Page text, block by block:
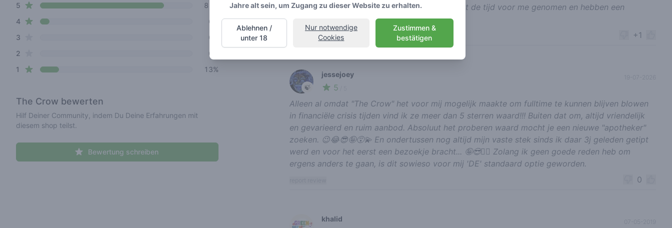
Review data
5 star reviews
81%
4star reviews
6%
3
0%
2
0%
1 star reviews 13%
The Crow bewerten
Hilf Deiner Community, indem Du Deine Erfahrungen mit
diesem shop teilst.
Bewertung schreiben
Ben er goed en vriendelijk geholpen, Werd echt de tijd voor me genomen en hebben een
uitgebreid menu! Parkeren was goed te doen.
report review +1
🍃
jessejoey
5
Alleen al omdat "The Crow" het voor mij mogelijk maakte om fulltime te kunnen blijven blowen
in financiële crisis tijden vind ik ze meer dan 5 sterren waard!!! Buiten dat om, altijd vriendelijk
en gevarieerd en ruim aanbod. Absoluut het proberen waard mocht je een nieuwe "apotheker"
zoeken. 😉😂😎🤪😵‍💫 En ondertussen nog altijd mijn vaste stek sinds ik daar 3j geleden getipt
werd en voor het eerst een bezoekje bracht... 🤪😎✌🏻 Zolang ik geen goede reden heb om
ergens anders te gaan, is dit sowieso voor mij 'DE' standaard optie geworden.
0
khalid
Jahre alt sein, um Zugang zu dieser Website zu erhalten.
Zustimmen &
bestätigen
Nur notwendige
Cookies
Ablehnen /
unter 18